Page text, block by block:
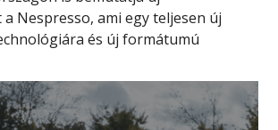
Nespresso, ami egy teljesen új
és új formátumú
TIME